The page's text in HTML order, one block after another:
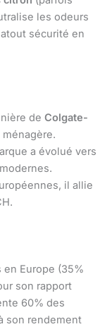
les odeurs
sécurité en
de Colgate-
a évolué vers
il allie
en Europe (35%
son rapport
60% des
son rendement